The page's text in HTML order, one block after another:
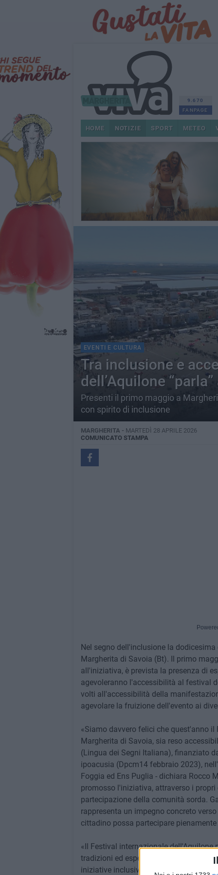
9.670
FANPAGE
HOME NOTIZIE SPORT METEO
EVENTI E CULTURA
Tra inclusione e
dell’Aquilone
Presenti il primo maggio a
con spirito di inclusione
MARGHERITA - MARTEDÌ 28 APRILE 2026
COMUNICATO STAMPA
Nel segno dell'inclusione la
Margherita di Savoia (Bt). Il primo
all'iniziativa, è prevista la presenza di
agevoleranno l'accessibilità al festival
volti all'accessibilità della
agevolare la fruizione dell'evento ai
«Siamo davvero felici che quest'anno
Margherita di Savoia, sia reso
(Lingua dei Segni Italiana), finanziato
ipoacusia (Dpcm14 febbraio 2023),
Foggia ed Ens Puglia - dichiara Rocco
promosso l'iniziativa, attraverso i
partecipazione della comunità sorda.
rappresenta un impegno concreto
cittadino possa partecipare pienamente
«Il Festival internazionale dell'Aquilone
tradizioni ed esperienze diverse –
iniziative inclusive, come quella